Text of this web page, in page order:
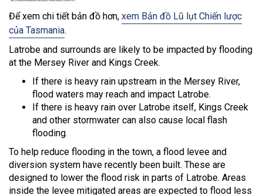
Để xem chi tiết bản đồ hơn, xem Bản đồ Lũ lụt Chiến lược
của Tasmania.
Latrobe and surrounds are likely to be impacted by flooding
at the Mersey River and Kings Creek.
If there is heavy rain upstream in the Mersey River,
flood waters may reach and impact Latrobe.
If there is heavy rain over Latrobe itself, Kings Creek
and other stormwater can also cause local flash
flooding.
To help reduce flooding in the town, a flood levee and
diversion system have recently been built. These are
designed to lower the flood risk in parts of Latrobe. Areas
inside the levee mitigated areas are expected to flood less